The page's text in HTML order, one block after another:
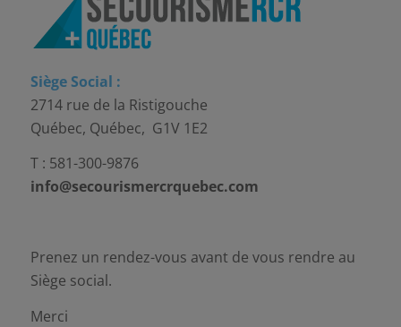
Siège Social :
2714 rue de la Ristigouche
Québec, Québec, G1V 1E2
T : 581-300-9876
info@secourismercrquebec.com
Prenez un rendez-vous avant de vous rendre au
Siège social.
Merci